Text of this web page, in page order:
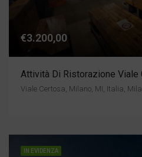
€3.200,00
Attività Di Ristorazione Viale
Viale Certosa, Milano, MI, Italia,
IN EVIDENZA